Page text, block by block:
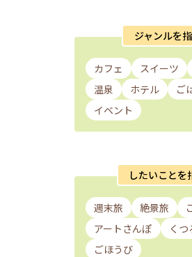
ジャンルを
カフェ スイーツ
温泉
ホテル ご
イベント
したいことを
週末旅 絶景旅
アートさんぽ
くつ
ごほうび